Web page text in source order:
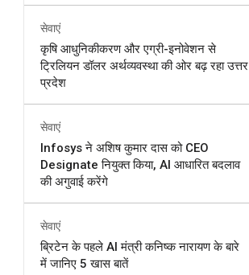
सेवाएं
कृषि आधुनिकीकरण और एग्री-इनोवेशन से
ट्रिलियन डॉलर अर्थव्यवस्था की ओर बढ़ रहा उत्तर
प्रदेश
सेवाएं
Infosys ने अशिष कुमार दास को CEO
Designate नियुक्त किया, AI आधारित बदलाव
की अगुवाई करेंगे
सेवाएं
ब्रिटेन के पहले AI मंत्री कनिष्क नारायण के बारे
में जानिए 5 खास बातें